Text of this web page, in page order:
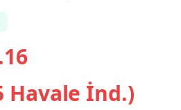
Havale İnd.)